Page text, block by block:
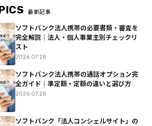
最新記事
ソフトバンク法人携帯の必要書類・審査を
完全解説｜法人・個人事業主別チェックリ
スト
2026.07.28
ソフトバンク法人携帯の通話オプション完
全ガイド｜準定額・定額の違いと選び方
2026.07.28
ソフトバンク「法人コンシェルサイト」の